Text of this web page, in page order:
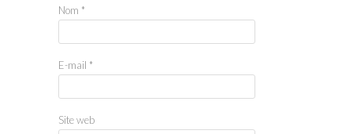
Nom *
E-mail *
Site web